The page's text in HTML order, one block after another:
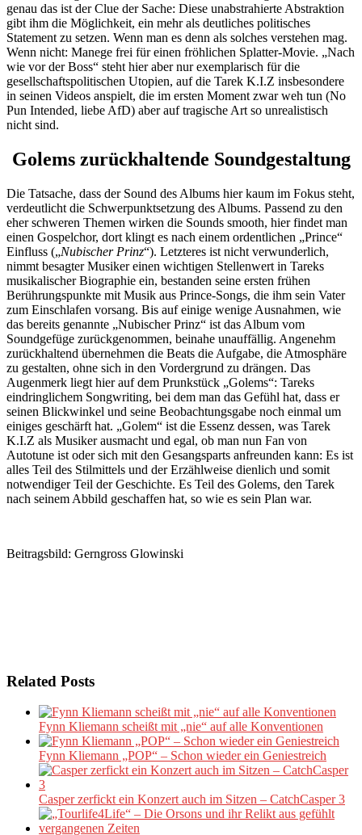
genau das ist der Clue der Sache: Diese unabstrahierte Abstraktion
gibt ihm die Möglichkeit, ein mehr als deutliches politisches
Statement zu setzen. Wenn man es denn als solches verstehen mag.
Wenn nicht: Manege frei für einen fröhlichen Splatter-Movie. „Nach
wie vor der Boss“ steht hier aber nur exemplarisch für die
gesellschaftspolitischen Utopien, auf die Tarek K.I.Z insbesondere
in seinen Videos anspielt, die im ersten Moment zwar weh tun (No
Pun Intended, liebe AfD) aber auf tragische Art so unrealistisch
nicht sind.
Golems zurückhaltende Soundgestaltung
Die Tatsache, dass der Sound des Albums hier kaum im Fokus steht,
verdeutlicht die Schwerpunktsetzung des Albums. Passend zu den
eher schweren Themen wirken die Sounds smooth, hier findet man
einen Gospelchor, dort klingt es nach einem ordentlichen „Prince“
Einfluss („Nubischer Prinz“). Letzteres ist nicht verwunderlich,
nimmt besagter Musiker einen wichtigen Stellenwert in Tareks
musikalischer Biographie ein, bestanden seine ersten frühen
Berührungspunkte mit Musik aus Prince-Songs, die ihm sein Vater
zum Einschlafen vorsang. Bis auf einige wenige Ausnahmen, wie
das bereits genannte „Nubischer Prinz“ ist das Album vom
Soundgefüge zurückgenommen, beinahe unauffällig. Angenehm
zurückhaltend übernehmen die Beats die Aufgabe, die Atmosphäre
zu gestalten, ohne sich in den Vordergrund zu drängen. Das
Augenmerk liegt hier auf dem Prunkstück „Golems“: Tareks
eindringlichem Songwriting, bei dem man das Gefühl hat, dass er
seinen Blickwinkel und seine Beobachtungsgabe noch einmal um
einiges geschärft hat. „Golem“ ist die Essenz dessen, was Tarek
K.I.Z als Musiker ausmacht und egal, ob man nun Fan von
Autotune ist oder sich mit den Gesangsparts anfreunden kann: Es ist
alles Teil des Stilmittels und der Erzählweise dienlich und somit
notwendiger Teil der Geschichte. Es Teil des Golems, den Tarek
nach seinem Abbild geschaffen hat, so wie es sein Plan war.
Beitragsbild: Gerngross Glowinski
Related Posts
Fynn Kliemann scheißt mit „nie“ auf alle Konventionen
Fynn Kliemann „POP“ – Schon wieder ein Geniestreich
Casper zerfickt ein Konzert auch im Sitzen – CatchCasper 3